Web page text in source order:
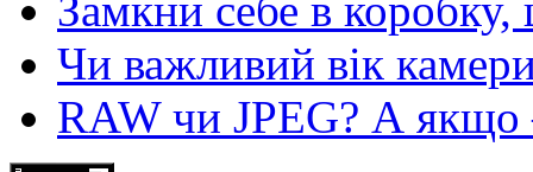
Замкни себе в
Чи важливий вік
RAW чи JPEG? А якщо